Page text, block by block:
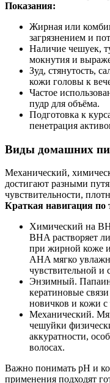
Показания:
Жирная или
загрязнением и
Наличие чешуек,
мокнутия и
Зуд, стянутость,
кожи головы к
Частое
пудр для объёма.
Подготовка к
пенетрация
Виды домашних
Механический,
достигают разными
чувствительности,
Краткая навигация по
Химический на
BHA растворяет
при жирной коже
AHA мягко
чувствительной и
Энзимный.
кератиновые
новичков и кожи
Механический.
чешуйки
аккуратности,
волосах.
Важно понимать pH и
применения подходят